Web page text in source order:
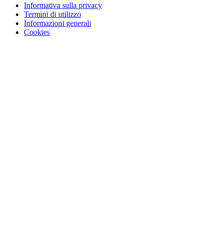
Informativa sulla privacy
Termini di utilizzo
Informazioni generali
Cookies